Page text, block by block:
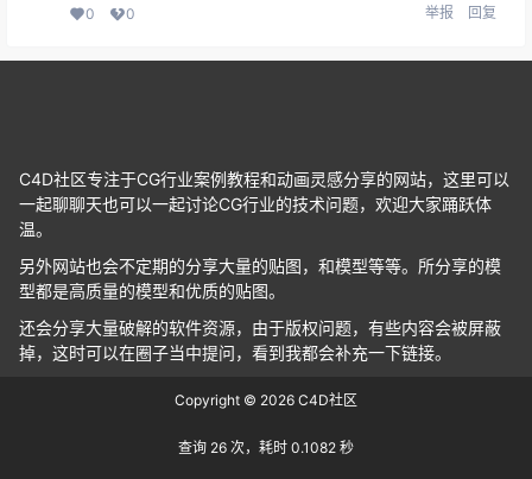
0 0 举报 回复
C4D社区专注于CG行业案例教程和动画灵感分享的网站，这里可以
一起聊聊天也可以一起讨论CG行业的技术问题，欢迎大家踊跃体
温。
另外网站也会不定期的分享大量的贴图，和模型等等。所分享的模
型都是高质量的模型和优质的贴图。
还会分享大量破解的软件资源，由于版权问题，有些内容会被屏蔽
掉，这时可以在圈子当中提问，看到我都会补充一下链接。
Copyright © 2026 C4D社区
查询 26 次，耗时 0.1082 秒